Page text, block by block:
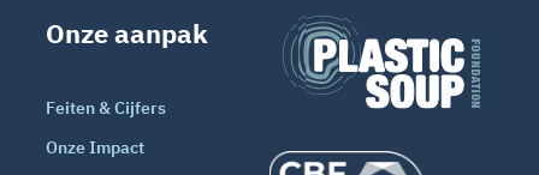
Onze aanpak
Feiten & Cijfers
Onze Impact